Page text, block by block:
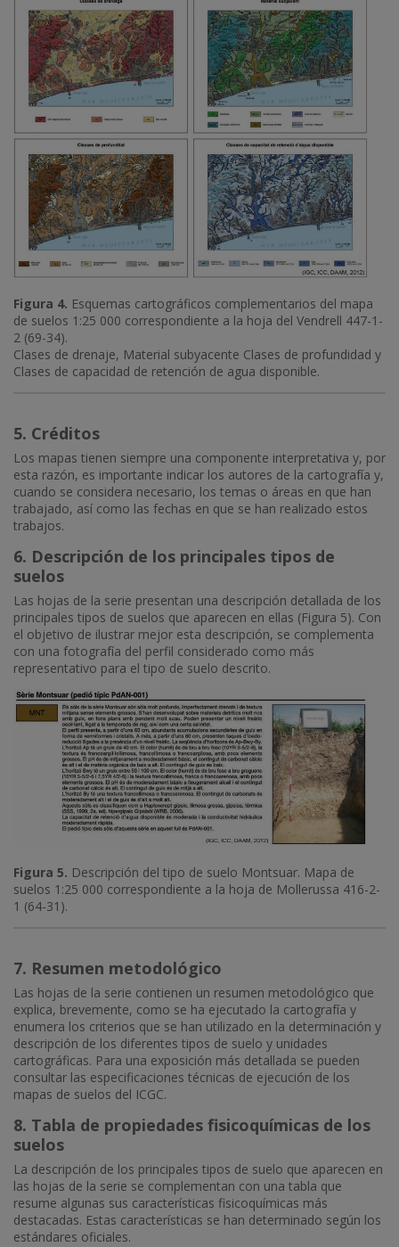
Figura 4. Esquemas cartográficos complementarios del mapa
de suelos 1:25 000 correspondiente a la hoja del Vendrell 447-1-
2 (69-34).
Clases de drenaje, Material subyacente Clases de profundidad y
Clases de capacidad de retención de agua disponible.
5. Créditos
Los mapas tienen siempre una componente interpretativa y, por
esta razón, es importante indicar los autores de la cartografía y,
cuando se considera necesario, los temas o áreas en que han
trabajado, así como las fechas en que se han realizado estos
trabajos.
6. Descripción de los principales tipos de
suelos
Las hojas de la serie presentan una descripción detallada de los
principales tipos de suelos que aparecen en ellas (Figura 5). Con
el objetivo de ilustrar mejor esta descripción, se complementa
con una fotografía del perfil considerado como más
representativo para el tipo de suelo descrito.
Figura 5. Descripción del tipo de suelo Montsuar. Mapa de
suelos 1:25 000 correspondiente a la hoja de Mollerussa 416-2-
1 (64-31).
7. Resumen metodológico
Las hojas de la serie contienen un resumen metodológico que
explica, brevemente, como se ha ejecutado la cartografía y
enumera los criterios que se han utilizado en la determinación y
descripción de los diferentes tipos de suelo y unidades
cartográficas. Para una exposición más detallada se pueden
consultar las especificaciones técnicas de ejecución de los
mapas de suelos del ICGC.
8. Tabla de propiedades fisicoquímicas de los
suelos
La descripción de los principales tipos de suelo que aparecen en
las hojas de la serie se complementan con una tabla que
resume algunas sus características fisicoquímicas más
destacadas. Estas características se han determinado según los
estándares oficiales.